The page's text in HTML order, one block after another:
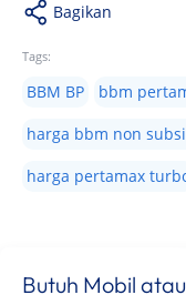
Bagikan
Tags:
BBM BP bbm
harga bbm non
harga pertamax
Butuh Mobil